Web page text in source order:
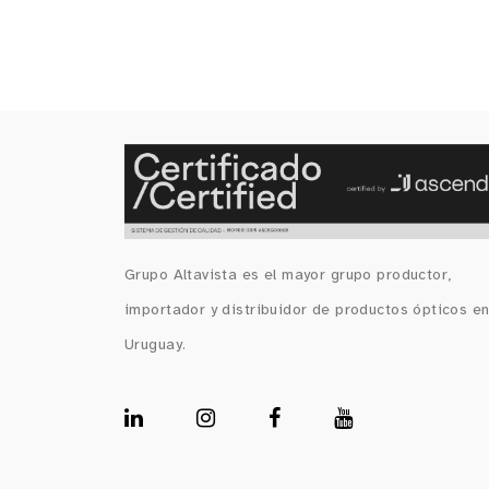
Grupo Altavista es el mayor grupo productor,
importador y distribuidor de productos ópticos en
Uruguay.